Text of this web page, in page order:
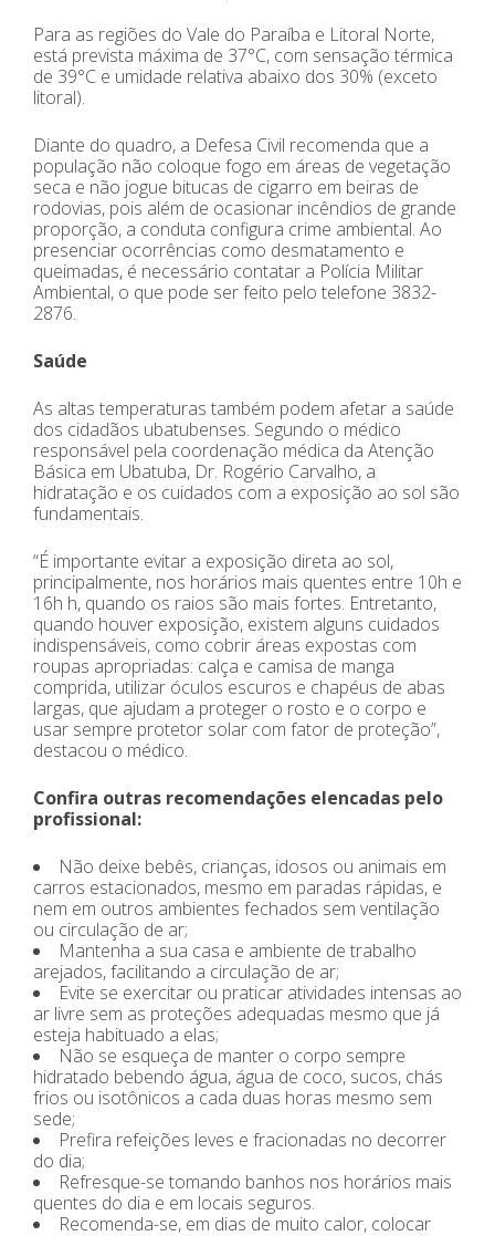
Para as regiões do Vale do Paraíba e Litoral Norte,
está prevista máxima de 37°C, com sensação térmica
de 39°C e umidade relativa abaixo dos 30% (exceto
litoral).
Diante do quadro, a Defesa Civil recomenda que a
população não coloque fogo em áreas de vegetação
seca e não jogue bitucas de cigarro em beiras de
rodovias, pois além de ocasionar incêndios de grande
proporção, a conduta configura crime ambiental. Ao
presenciar ocorrências como desmatamento e
queimadas, é necessário contatar a Polícia Militar
Ambiental, o que pode ser feito pelo telefone 3832-
2876.
Saúde
As altas temperaturas também podem afetar a saúde
dos cidadãos ubatubenses. Segundo o médico
responsável pela coordenação médica da Atenção
Básica em Ubatuba, Dr. Rogério Carvalho, a
hidratação e os cuidados com a exposição ao sol são
fundamentais.
“É importante evitar a exposição direta ao sol,
principalmente, nos horários mais quentes entre 10h e
16h h, quando os raios são mais fortes. Entretanto,
quando houver exposição, existem alguns cuidados
indispensáveis, como cobrir áreas expostas com
roupas apropriadas: calça e camisa de manga
comprida, utilizar óculos escuros e chapéus de abas
largas, que ajudam a proteger o rosto e o corpo e
usar sempre protetor solar com fator de proteção”,
destacou o médico.
Confira outras recomendações elencadas pelo
profissional:
Não deixe bebês, crianças, idosos ou animais em
carros estacionados, mesmo em paradas rápidas, e
nem em outros ambientes fechados sem ventilação
ou circulação de ar;
Mantenha a sua casa e ambiente de trabalho
arejados, facilitando a circulação de ar;
Evite se exercitar ou praticar atividades intensas ao
ar livre sem as proteções adequadas mesmo que já
esteja habituado a elas;
Não se esqueça de manter o corpo sempre
hidratado bebendo água, água de coco, sucos, chás
frios ou isotônicos a cada duas horas mesmo sem
sede;
Prefira refeições leves e fracionadas no decorrer
do dia;
Refresque-se tomando banhos nos horários mais
quentes do dia e em locais seguros.
Recomenda-se, em dias de muito calor, colocar